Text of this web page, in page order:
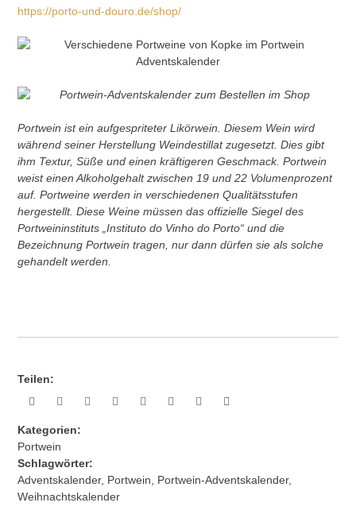
https://porto-und-douro.de/shop/
Portwein ist ein aufgespriteter Likörwein. Diesem Wein wird
während seiner Herstellung Weindestillat zugesetzt. Dies gibt
ihm Textur, Süße und einen kräftigeren Geschmack. Portwein
weist einen Alkoholgehalt zwischen 19 und 22 Volumenprozent
auf. Portweine werden in verschiedenen Qualitätsstufen
hergestellt. Diese Weine müssen das offizielle Siegel des
Portweininstituts „Instituto do Vinho do Porto“ und die
Bezeichnung Portwein tragen, nur dann dürfen sie als solche
gehandelt werden.
Teilen:
Kategorien:
Portwein
Schlagwörter:
Adventskalender, Portwein Portwein-Adventskalender,
Weihnachtskalender